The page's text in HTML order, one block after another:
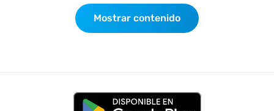
Mostrar contenido